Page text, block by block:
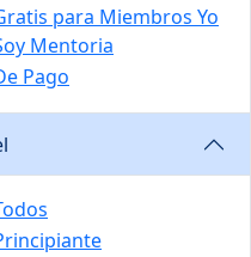
para Miembros Yo
Mentoria
Pago